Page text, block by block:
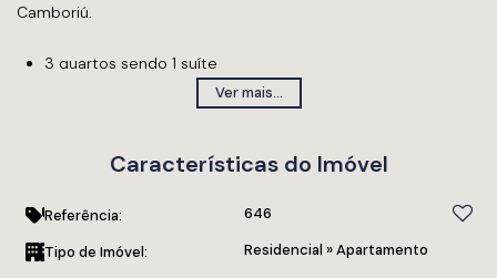
Camboriú.
3 quartos sendo 1 suíte
135 m² de área privativa
Churrasqueira
Área de serviço
4 vagas de garagem
Ver mais...
Características do Imóvel
Referência: 646
Tipo de Imóvel: Residencial »Apartamento